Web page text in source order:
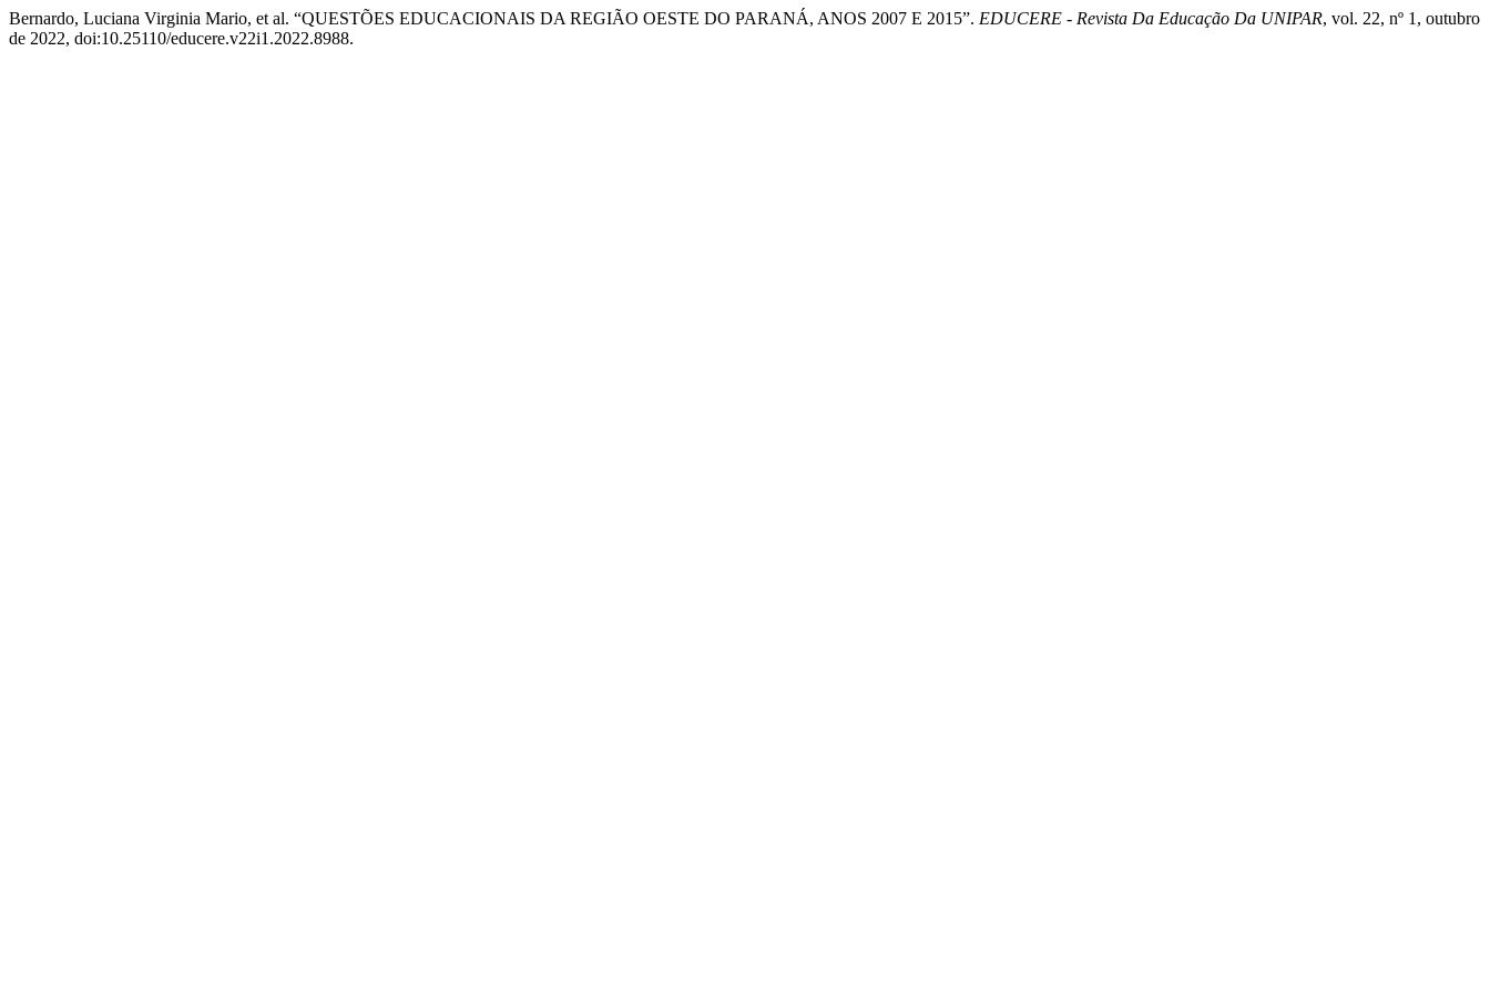
Bernardo, Luciana Virginia Mario, et al. “QUESTÕES EDUCACIONAIS DA REGIÃO OESTE DO PARANÁ, ANOS 2007 E 2015”. EDUCERE - Revista Da Educação Da UNIPAR, vol. 22, nº 1, outubro
de 2022, doi:10.25110/educere.v22i1.2022.8988.